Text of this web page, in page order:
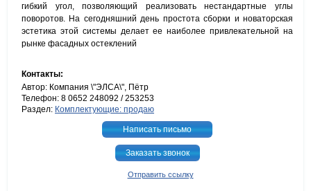
гибкий угол, позволяющий реализовать нестандартные углы
поворотов. На сегодняшний день простота сборки и новаторская
эстетика этой системы делает ее наиболее привлекательной на
рынке фасадных остеклений
Контакты:
Автор: Компания \"ЭЛСА\", Пётр
Телефон: 8 0652 248092 / 253253
Раздел: Комплектующие: продаю
Написать письмо
Заказать звонок
Отправить ссылку